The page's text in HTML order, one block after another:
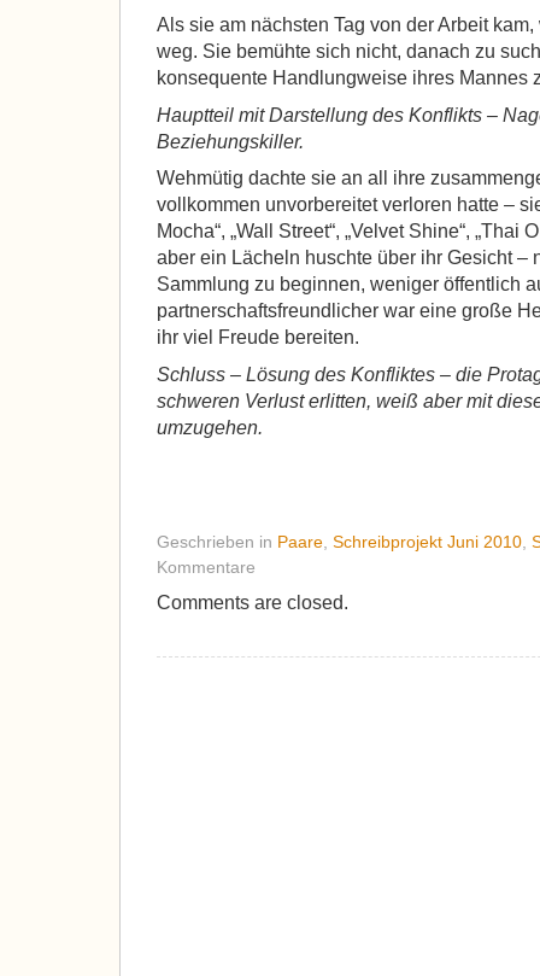
Als sie am nächsten Tag von der Arbeit
weg. Sie bemühte sich nicht, danach zu
konsequente Handlungweise ihres Mannes
Hauptteil mit Darstellung des Konflikts –
Beziehungskiller.
Wehmütig dachte sie an all ihre
vollkommen unvorbereitet verloren hatte –
Mocha“, „Wall Street“, „Velvet Shine“, „Thai
aber ein Lächeln huschte über ihr Gesicht –
Sammlung zu beginnen, weniger öffentlich
partnerschaftsfreundlicher war eine große
ihr viel Freude bereiten.
Schluss – Lösung des Konfliktes – die
schweren Verlust erlitten, weiß aber mit
umzugehen.
Geschrieben in Paare Schreibprojekt Juni 2010
Kommentare
Comments are closed.